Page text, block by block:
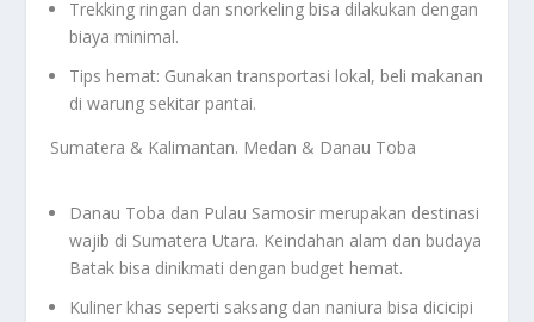
Trekking ringan dan snorkeling bisa dilakukan dengan
biaya minimal.
Tips hemat: Gunakan transportasi lokal, beli makanan
di warung sekitar pantai.
Sumatera & Kalimantan. Medan & Danau Toba
Danau Toba dan Pulau Samosir merupakan destinasi
wajib di Sumatera Utara. Keindahan alam dan budaya
Batak bisa dinikmati dengan budget hemat.
Kuliner khas seperti saksang dan naniura bisa dicicipi